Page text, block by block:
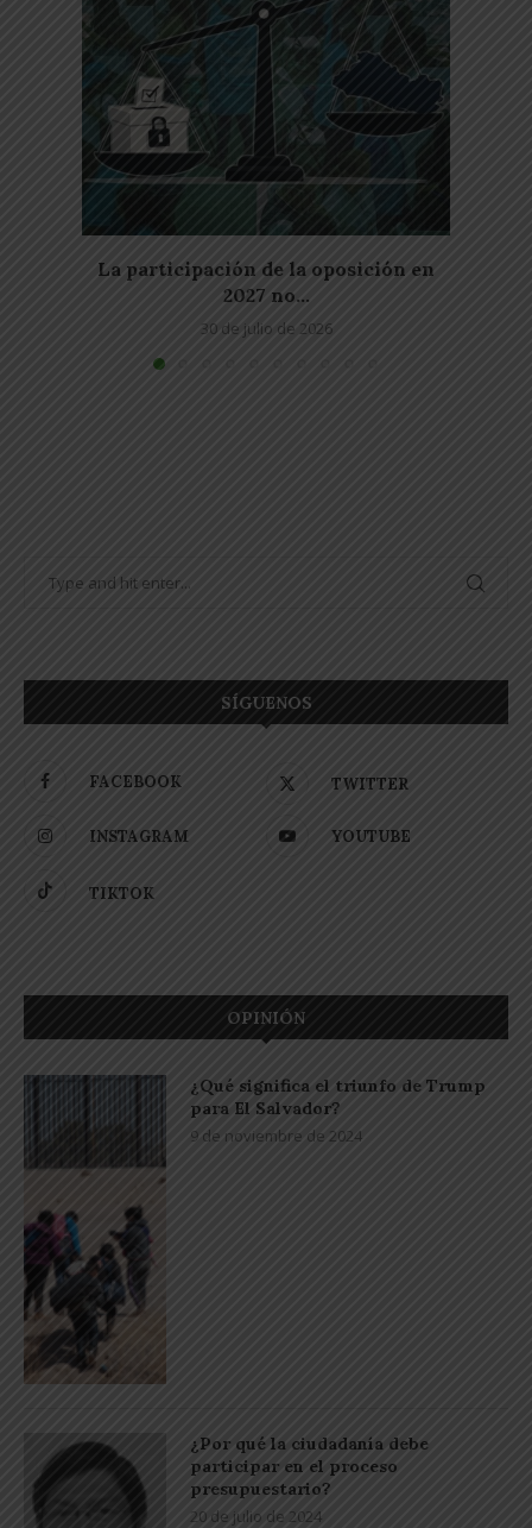
La participación de la oposición en
2027 no...
30 de julio de 2026
SÍGUENOS
FACEBOOK TWITTER
INSTAGRAM YOUTUBE
TIKTOK
OPINIÓN
¿Qué significa el triunfo de Trump
para El Salvador?
9 de noviembre de 2024
¿Por qué la ciudadanía debe
participar en el proceso
presupuestario?
20 de julio de 2024